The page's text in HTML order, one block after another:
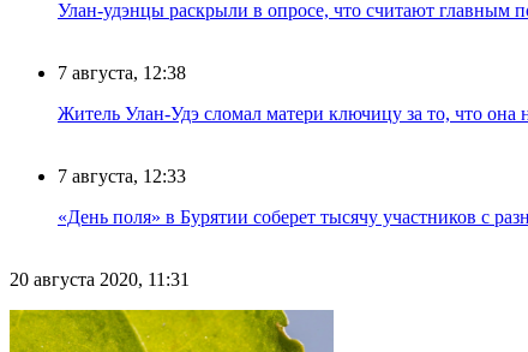
Улан-удэнцы раскрыли в опросе, что считают главным
7 августа, 12:38
Житель Улан-Удэ сломал матери ключицу за то, что она
7 августа, 12:33
«День поля» в Бурятии соберет тысячу участников с
20 августа 2020, 11:31